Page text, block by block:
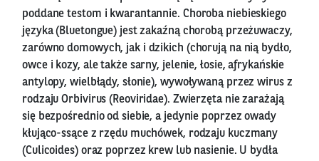
poddane testom i kwarantannie. Choroba niebieskiego
języka (Bluetongue) jest zakaźną chorobą przeżuwaczy,
zarówno domowych, jak i dzikich (chorują na nią bydło,
owce i kozy, ale także sarny, jelenie, łosie, afrykańskie
antylopy, wielbłądy, słonie), wywoływaną przez wirus z
rodzaju Orbivirus (Reoviridae). Zwierzęta nie zarażają
się bezpośrednio od siebie, a jedynie poprzez owady
kłująco-ssące z rzędu muchówek, rodzaju kuczmany
(Culicoides) oraz poprzez krew lub nasienie. U bydła